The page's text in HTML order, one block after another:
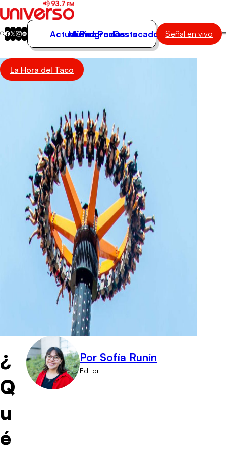
Actualidad
Música
Actualidad
Música
Programas
Podcasts
Destacados Señal en vivo
La Hora del Taco
¿
Q
u
é
Por Sofía Runín
Editor